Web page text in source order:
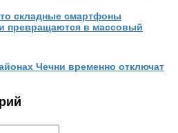
складные смартфоны
превращаются в массовый
Чечни временно отключат